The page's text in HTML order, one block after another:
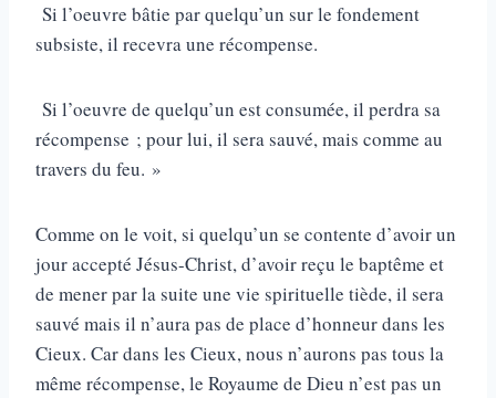
Si l’oeuvre bâtie par quelqu’un sur le fondement
subsiste, il recevra une récompense.
Si l’oeuvre de quelqu’un est consumée, il perdra sa
récompense ; pour lui, il sera sauvé, mais comme au
travers du feu. »
Comme on le voit, si quelqu’un se contente d’avoir un
jour accepté Jésus-Christ, d’avoir reçu le baptême et
de mener par la suite une vie spirituelle tiède, il sera
sauvé mais il n’aura pas de place d’honneur dans les
Cieux. Car dans les Cieux, nous n’aurons pas tous la
même récompense, le Royaume de Dieu n’est pas un